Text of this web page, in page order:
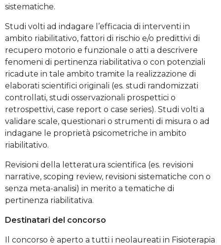
sistematiche.
Studi volti ad indagare l’efficacia di interventi in
ambito riabilitativo, fattori di rischio e/o predittivi di
recupero motorio e funzionale o atti a descrivere
fenomeni di pertinenza riabilitativa o con potenziali
ricadute in tale ambito tramite la realizzazione di
elaborati scientifici originali (es. studi randomizzati
controllati, studi osservazionali prospettici o
retrospettivi, case report o case series). Studi volti a
validare scale, questionari o strumenti di misura o ad
indagane le proprietà psicometriche in ambito
riabilitativo.
Revisioni della letteratura scientifica (es. revisioni
narrative, scoping review, revisioni sistematiche con o
senza meta-analisi) in merito a tematiche di
pertinenza riabilitativa.
Destinatari del concorso
Il concorso è aperto a tutti i neolaureati in Fisioterapia